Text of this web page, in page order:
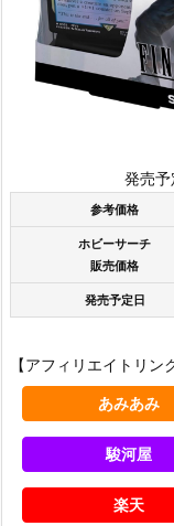
発売予
参考価格
ホビーサーチ
販売価格
発売予定日
【アフィリエイトリ
あみあみ
駿河屋
楽天